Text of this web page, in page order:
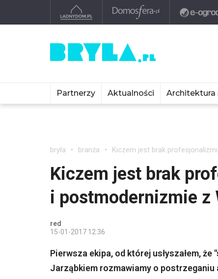
Partnerzy Aktualności Architektura
bryła branża Kiczem jest brak
Kiczem jest brak
i postmodernizmie z
red
15-01-2017 12:36
Pierwsza ekipa, od której usłyszałem,
Jarząbkiem rozmawiamy o